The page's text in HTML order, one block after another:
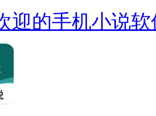
迎的手机小说软